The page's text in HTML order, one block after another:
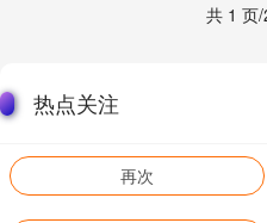
共 1 页
热点关注
再次